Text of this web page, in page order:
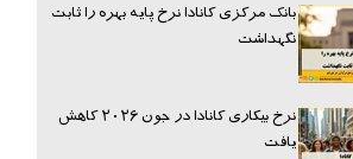
بانک مرکزی کانادا نرخ پایه بهره را ثابت
نگهداشت
نرخ بیکاری کانادا در جون ۲۰۲۶ کاهش
یافت